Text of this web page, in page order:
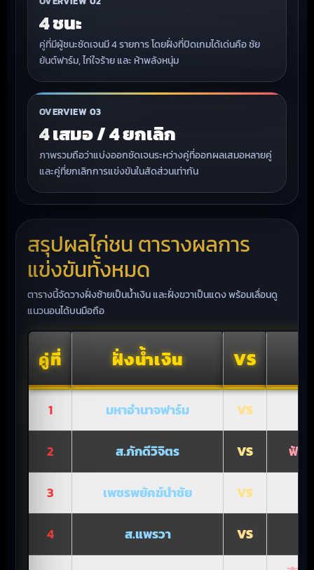
4 ชนะ
คู่ที่มีผู้ชนะชัดเจนมี 4 รายการ โดยฝั่งที่ปิดเกมได้เด่นคือ ชัย
ยันต์ฟาร์ม, ไก่ใจร้าย และ ห้าพลังหนุ่ม
OVERVIEW 03
4 เสมอ / 4 ยกเลิก
ภาพรวมถือว่าแบ่งออกชัดเจนระหว่างคู่ที่ออกผลเสมอหลายคู่
และคู่ที่ยกเลิกการแข่งขันในสัดส่วนเท่ากัน
สรุปผลไก่ชน ตารางผลการ
แข่งขันทั้งหมด
ตารางนี้จัดวางฝั่งซ้ายเป็นน้ำเงิน และฝั่งขวาเป็นแดง พร้อมเลื่อนดู
แนวนอนได้บนมือถือ
คู่ที่ ฝั่งน้ำเงิน VS
1 มหาอำนาจฟาร์ม VS
2 ส.ภักดีวิจิตร VS ฟ้าป
3 เพชรพยัคฆ์นำชัย VS
4 ส.แพรวา VS